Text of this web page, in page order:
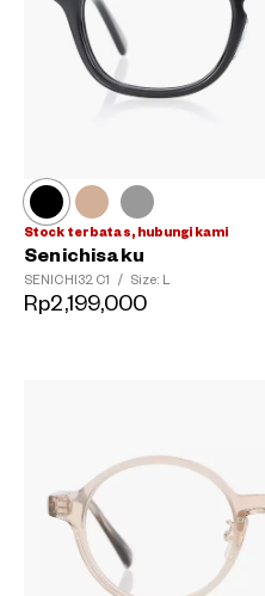
Stock terbatas, hubungi kami
Senichisaku
SENICHI32 C1 / Size: L
Rp2,199,000